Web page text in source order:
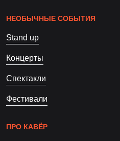
НЕОБЫЧНЫЕ СОБЫТИЯ
Stand up
Концерты
Спектакли
Фестивали
ПРО КАВЁР